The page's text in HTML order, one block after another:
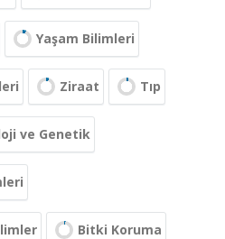
Yaşam Bilimleri
Ziraat Tıp
ve Genetik
Bitki Koruma